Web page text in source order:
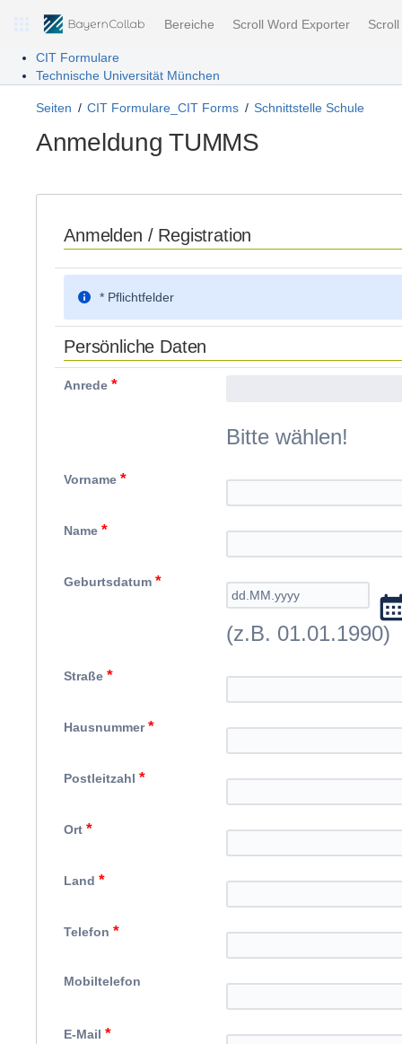
Bereiche Scroll Word Exporter
CIT Formulare
Technische Universität München
Seiten CIT Formulare_CIT Forms Schnittstelle Schule
Anmeldung TUMMS
Anmelden / Registration
* Pflichtfelder
Persönliche Daten
Anrede *
Bitte wählen!
Vorname *
Name *
Geburtsdatum *
(z.B. 01.01.1990)
Straße *
Hausnummer*
Postleitzahl *
Ort *
Land *
Telefon *
Mobiltelefon
E-Mail *